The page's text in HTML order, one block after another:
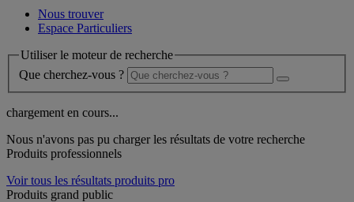
Nous trouver
Espace Particuliers
Utiliser le moteur de recherche
Que cherchez-vous ?
chargement en cours...
Nous n'avons pas pu charger les résultats de votre recherche
Produits professionnels
Voir tous les résultats produits pro
Produits grand public